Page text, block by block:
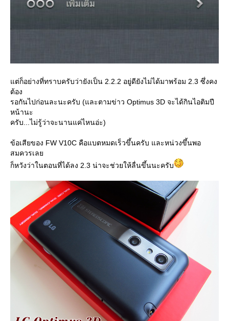
ต่ก็อย่างที่ทราบครับว่ายังเป็น 2.2.2 อยู่ดียังไม่ได้มาพร้อม 2.3 ซึ่งคง
ต้อง
รอกันไปก่อนละนะครับ (และตามข่าว Optimus 3D จะได้กินไอติมปี
หน้านะ
ครับ...ไม่รู้ว่าจะนานแค่ไหนอ่ะ)
ข้อเสียของ FW V10C คือแบตหมดเร็วขึ้นครับ และหน่วงขึ้นพอ
สมควรเล
ก็หวังว่าในตอนที่ได้ลง 2.3 น่าจะช่วยให้ลื่นขึ้นนะครับ